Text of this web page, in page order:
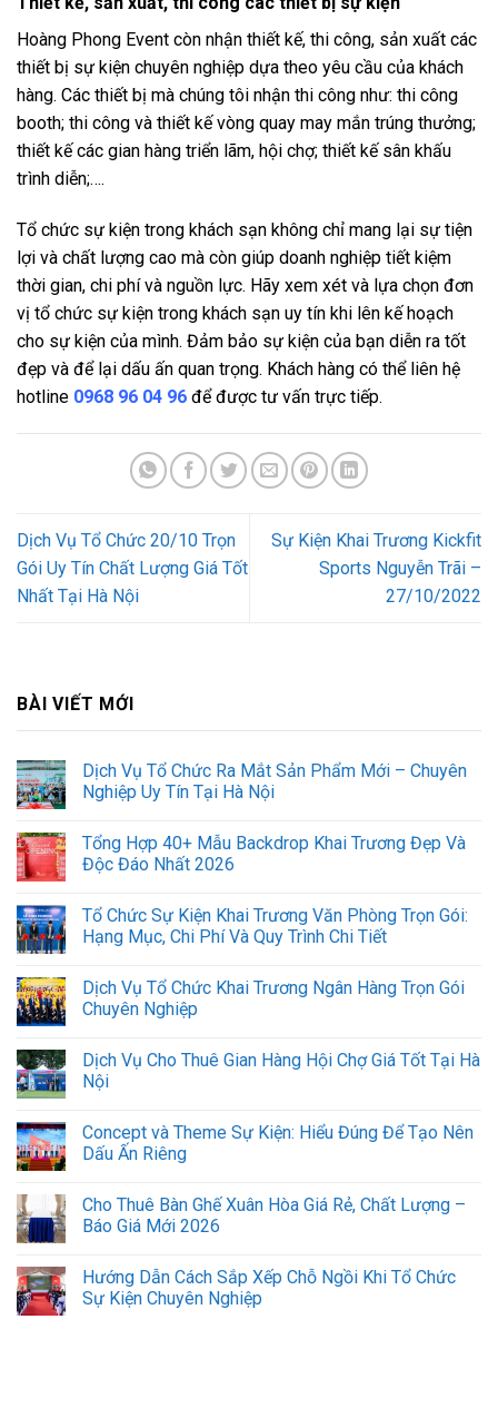
Hoàng Phong Event còn nhận thiết kế, thi công, sản xuất các
thiết bị sự kiện chuyên nghiệp dựa theo yêu cầu của khách
hàng. Các thiết bị mà chúng tôi nhận thi công như: thi công
booth; thi công và thiết kế vòng quay may mắn trúng thưởng;
thiết kế các gian hàng triển lãm, hội chợ; thiết kế sân khấu
trình diễn;….
Tổ chức sự kiện trong khách sạn không chỉ mang lại sự tiện
lợi và chất lượng cao mà còn giúp doanh nghiệp tiết kiệm
thời gian, chi phí và nguồn lực. Hãy xem xét và lựa chọn đơn
vị tổ chức sự kiện trong khách sạn uy tín khi lên kế hoạch
cho sự kiện của mình. Đảm bảo sự kiện của bạn diễn ra tốt
đẹp và để lại dấu ấn quan trọng. Khách hàng có thể liên hệ
hotline 0968 96 04 96 để được tư vấn trực tiếp.
Dịch Vụ Tổ Chức 20/10 Trọn
Gói Uy Tín Chất Lượng Giá Tốt
Nhất Tại Hà Nội
Sự Kiện Khai Trương Kickfit
Sports Nguyễn Trãi –
27/10/2022
BÀI VIẾT MỚI
Dịch Vụ Tổ Chức Ra Mắt Sản Phẩm Mới – Chuyên
Nghiệp Uy Tín Tại Hà Nội
Tổng Hợp 40+ Mẫu Backdrop Khai Trương Đẹp Và
Độc Đáo Nhất 2026
Tổ Chức Sự Kiện Khai Trương Văn Phòng Trọn Gói:
Hạng Mục, Chi Phí Và Quy Trình Chi Tiết
Dịch Vụ Tổ Chức Khai Trương Ngân Hàng Trọn Gói
Chuyên Nghiệp
Dịch Vụ Cho Thuê Gian Hàng Hội Chợ Giá Tốt Tại Hà
Nội
Concept và Theme Sự Kiện: Hiểu Đúng Để Tạo Nên
Dấu Ấn Riêng
Cho Thuê Bàn Ghế Xuân Hòa Giá Rẻ, Chất Lượng –
Báo Giá Mới 2026
Hướng Dẫn Cách Sắp Xếp Chỗ Ngồi Khi Tổ Chức
Sự Kiện Chuyên Nghiệp